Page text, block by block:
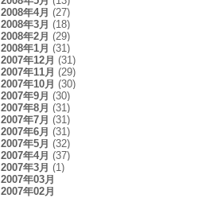
2008年4月 (27)
2008年3月 (18)
2008年2月 (29)
2008年1月 (31)
2007年12月 (31)
2007年11月 (29)
2007年10月 (30)
2007年9月 (30)
2007年8月 (31)
2007年7月 (31)
2007年6月 (31)
2007年5月 (32)
2007年4月 (37)
2007年3月 (1)
2007年03月
2007年02月